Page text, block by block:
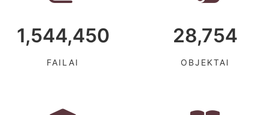
1,544,450
FAILAI
28,754
OBJEKTAI